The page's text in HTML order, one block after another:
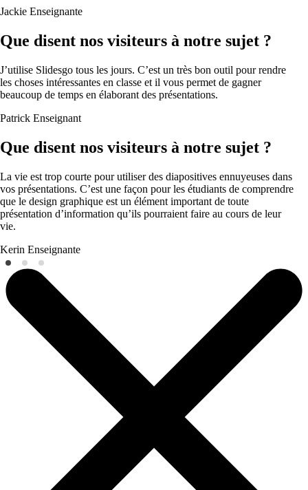
Jackie Enseignante
Que disent nos visiteurs à notre sujet ?
J’utilise Slidesgo tous les jours. C’est un très bon outil pour rendre
les choses intéressantes en classe et il vous permet de gagner
beaucoup de temps en élaborant des présentations.
Patrick Enseignant
Que disent nos visiteurs à notre sujet ?
La vie est trop courte pour utiliser des diapositives ennuyeuses dans
vos présentations. C’est une façon pour les étudiants de comprendre
que le design graphique est un élément important de toute
présentation d’information qu’ils pourraient faire au cours de leur
vie.
Kerin Enseignante